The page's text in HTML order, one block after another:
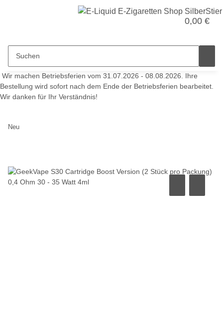
0,00 €
Wir machen Betriebsferien vom 31.07.2026 - 08.08.2026. Ihre
Bestellung wird sofort nach dem Ende der Betriebsferien bearbeitet.
Wir danken für Ihr Verständnis!
Neu